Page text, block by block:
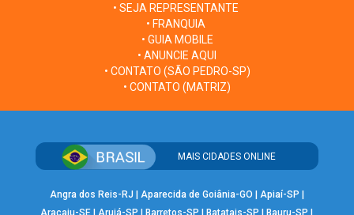
• SEJA REPRESENTANTE
• FRANQUIA
• GUIA MOBILE
• ANUNCIE AQUI
• CONTATO (SÃO PEDRO-SP)
• CONTATO (MATRIZ)
MAIS CIDADES ONLINE
Angra dos Reis-RJ Aparecida de Goiânia-GO Apiaí-SP